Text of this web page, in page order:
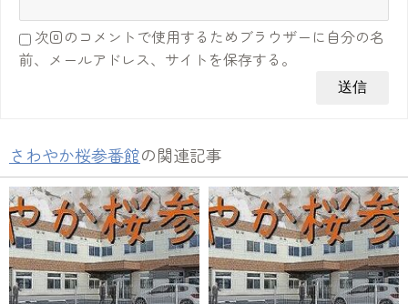
次回のコメントで使用するためブラウザーに自分の名
前、メールアドレス、サイトを保存する。
さわやか桜参番館の関連記事